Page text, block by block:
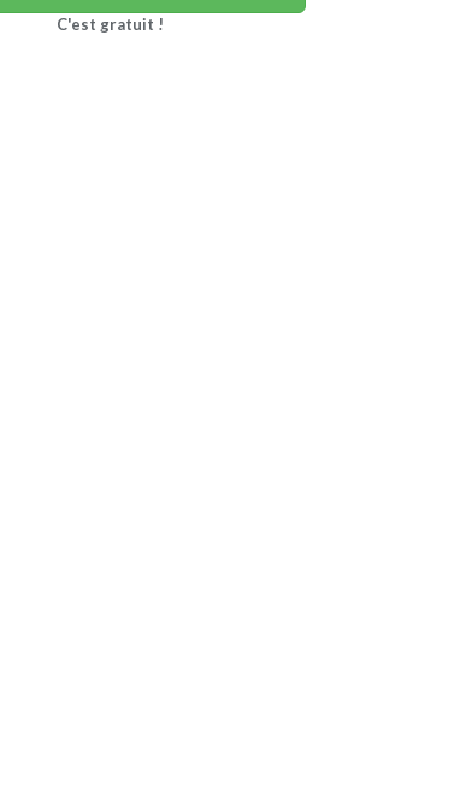
C'est gratuit !